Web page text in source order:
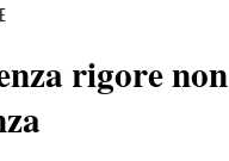
rigore non